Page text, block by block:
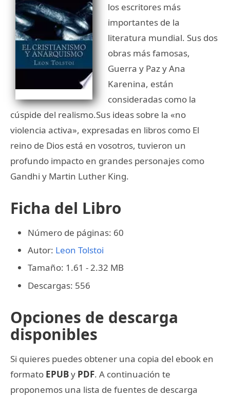
los escritores más
importantes de la
literatura mundial. Sus dos
obras más famosas,
Guerra y Paz y Ana
Karenina, están
consideradas como la
cúspide del realismo.Sus ideas sobre la «no
violencia activa», expresadas en libros como El
reino de Dios está en vosotros, tuvieron un
profundo impacto en grandes personajes como
Gandhi y Martin Luther King.
Ficha del Libro
Número de páginas: 60
Autor: Leon Tolstoi
Tamaño: 1.61 - 2.32 MB
Descargas: 556
Opciones de descarga
disponibles
Si quieres puedes obtener una copia del ebook en
formato EPUBy PDF. A continuación te
proponemos una lista de fuentes de descarga